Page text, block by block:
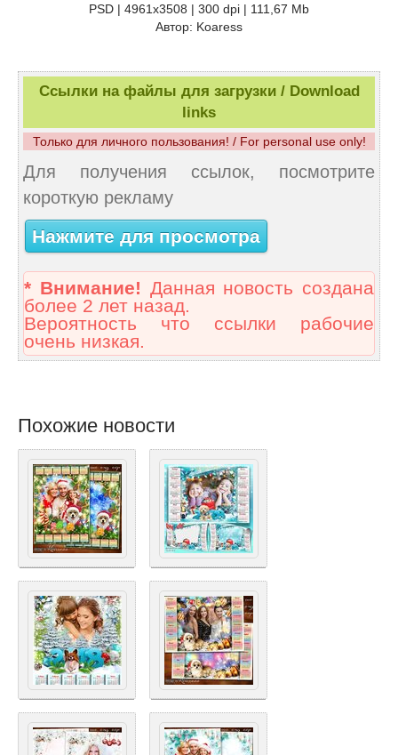
PSD | 4961x3508 | 300 dpi | 111,67 Mb
Автор: Koaress
Ссылки на файлы для загрузки / Download
links
Только для личного пользования! / For personal use only!
Для получения ссылок, посмотрите
короткую рекламу
Нажмите для просмотра
* Внимание! Данная новость создана
более 2 лет назад.
Вероятность что ссылки рабочие
очень низкая.
Похожие новости